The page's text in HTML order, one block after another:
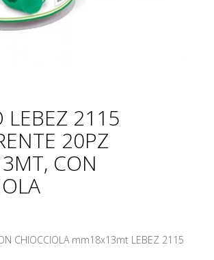
LEBEZ 2115
20PZ
CON
CHIOCCIOLA mm18x13mt LEBEZ 2115